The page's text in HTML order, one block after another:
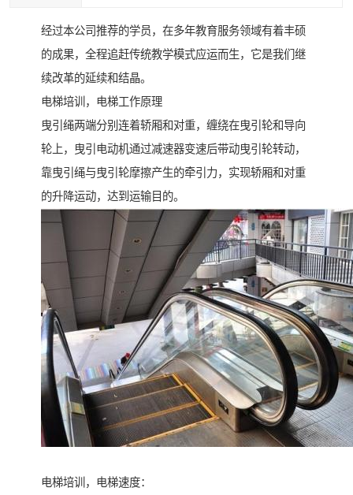
经过本公司推荐的学员，在多年教育服务领域有着丰硕
的成果，全程追赶传统教学模式应运而生，它是我们继
续改革的延续和结晶。
电梯培训，电梯工作原理
曳引绳两端分别连着轿厢和对重，缠绕在曳引轮和导向
轮上，曳引电动机通过减速器变速后带动曳引轮转动，
靠曳引绳与曳引轮摩擦产生的牵引力，实现轿厢和对重
的升降运动，达到运输目的。
电梯培训，电梯速度：